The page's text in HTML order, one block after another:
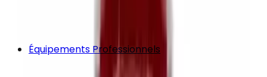
Équipements Professionnels